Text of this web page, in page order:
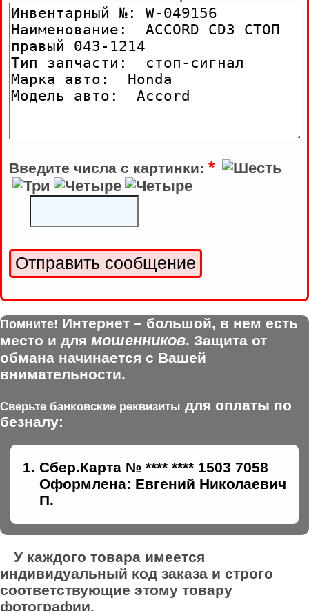
Введите числа с картинки: *
Помните! Интернет – большой, в нем есть
место и для мошенников. Защита от
обмана начинается с Вашей
внимательности.
Сверьте банковские реквизиты для оплаты по
безналу:
Сбер.Карта № **** **** 1503 7058
Оформлена: Евгений Николаевич
П.
У каждого товара имеется
индивидуальный код заказа и строго
соответствующие этому товару
фотографии.